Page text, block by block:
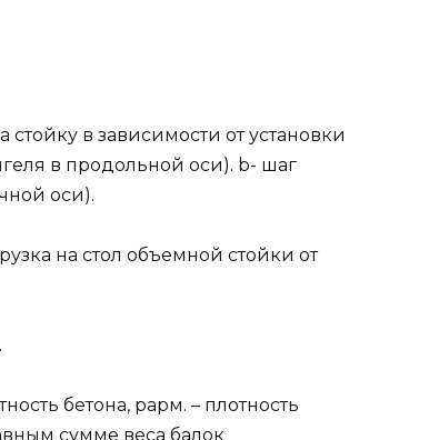
в зависимости от установки
в продольной оси). b- шаг
оси).
на стол объемной стойки от
бетона, pарм. – плотность
сумме веса балок